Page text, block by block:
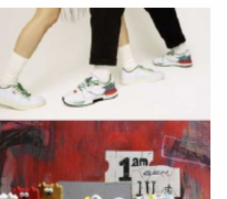
她喜歡在寬大毛衣下搭配
視覺效果；或是搭在風
衝突感相當獨特。不過
下身短版紗裙，女生還
自泫雅IG）（圖／翻攝自
搭加點帥氣感，比起普通
（圖／翻攝自泫雅IG）